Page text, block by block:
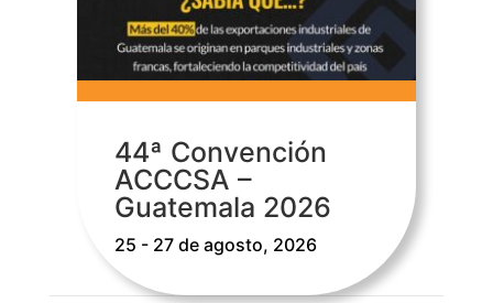
44ª Convención
ACCCSA –
Guatemala 2026
25 - 27 de agosto, 2026